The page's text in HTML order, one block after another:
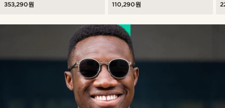
353,290원 110,290원